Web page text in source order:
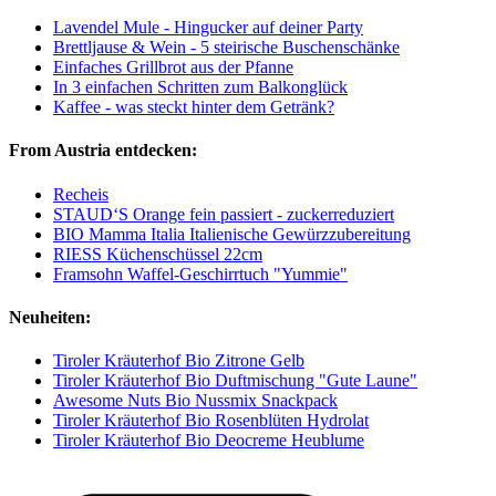
Lavendel Mule - Hingucker auf deiner Party
Brettljause & Wein - 5 steirische Buschenschänke
Einfaches Grillbrot aus der Pfanne
In 3 einfachen Schritten zum Balkonglück
Kaffee - was steckt hinter dem Getränk?
From Austria entdecken:
Recheis
STAUD‘S Orange fein passiert - zuckerreduziert
BIO Mamma Italia Italienische Gewürzzubereitung
RIESS Küchenschüssel 22cm
Framsohn Waffel-Geschirrtuch "Yummie"
Neuheiten:
Tiroler Kräuterhof Bio Zitrone Gelb
Tiroler Kräuterhof Bio Duftmischung "Gute Laune"
Awesome Nuts Bio Nussmix Snackpack
Tiroler Kräuterhof Bio Rosenblüten Hydrolat
Tiroler Kräuterhof Bio Deocreme Heublume